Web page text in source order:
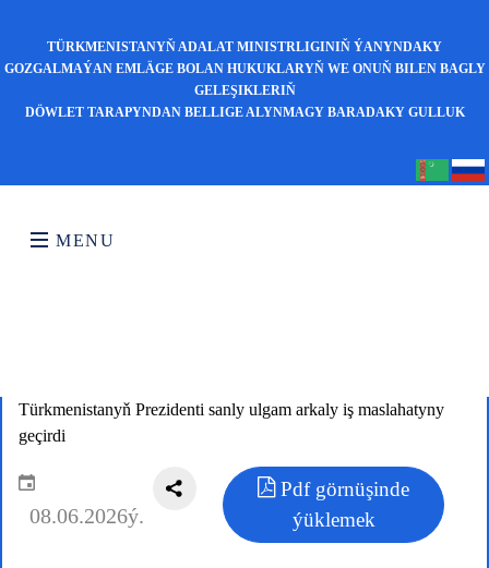
TÜRKMENISTANYŇ ADALAT MINISTRLIGINIŇ ÝANYNDAKY
GOZGALMAÝAN EMLÄGE BOLAN HUKUKLARYŇ WE ONUŇ BILEN BAGLY
GELEŞIKLERIŇ
DÖWLET TARAPYNDAN BELLIGE ALYNMAGY BARADAKY GULLUK
MENU
Türkmenistanyň Prezidenti sanly ulgam arkaly iş maslahatyny
geçirdi
08.06.2026ý.
Pdf görnüşinde
ýüklemek